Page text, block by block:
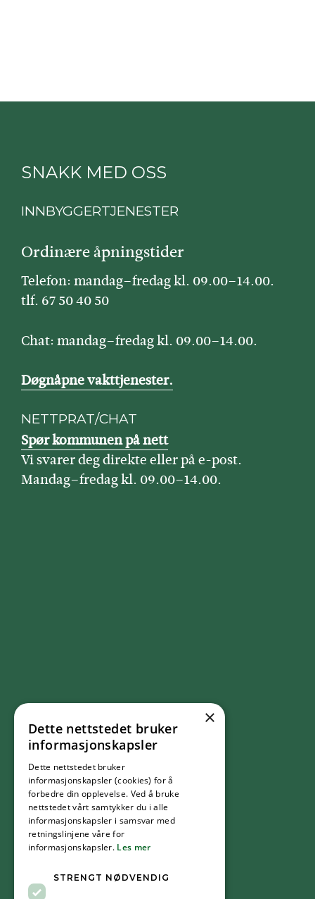
SNAKK MED OSS
INNBYGGERTJENESTER
Ordinære åpningstider
Telefon: mandag–fredag kl. 09.00–14.00.
tlf. 67 50 40 50
Chat: mandag–fredag kl. 09.00–14.00.
Døgnåpne vakttjenester.
NETTPRAT/CHAT
Spør kommunen på nett
Vi svarer deg direkte eller på e-post.
Mandag–fredag kl. 09.00–14.00.
FØLG OSS
Facebook
YouTube
×
Dette nettstedet bruker
informasjonskapsler
Dette nettstedet bruker
informasjonskapsler (cookies) for å
forbedre din opplevelse. Ved å bruke
nettstedet vårt samtykker du i alle
informasjonskapsler i samsvar med
retningslinjene våre for
informasjonskapsler. Les mer
STRENGT NØDVENDIG